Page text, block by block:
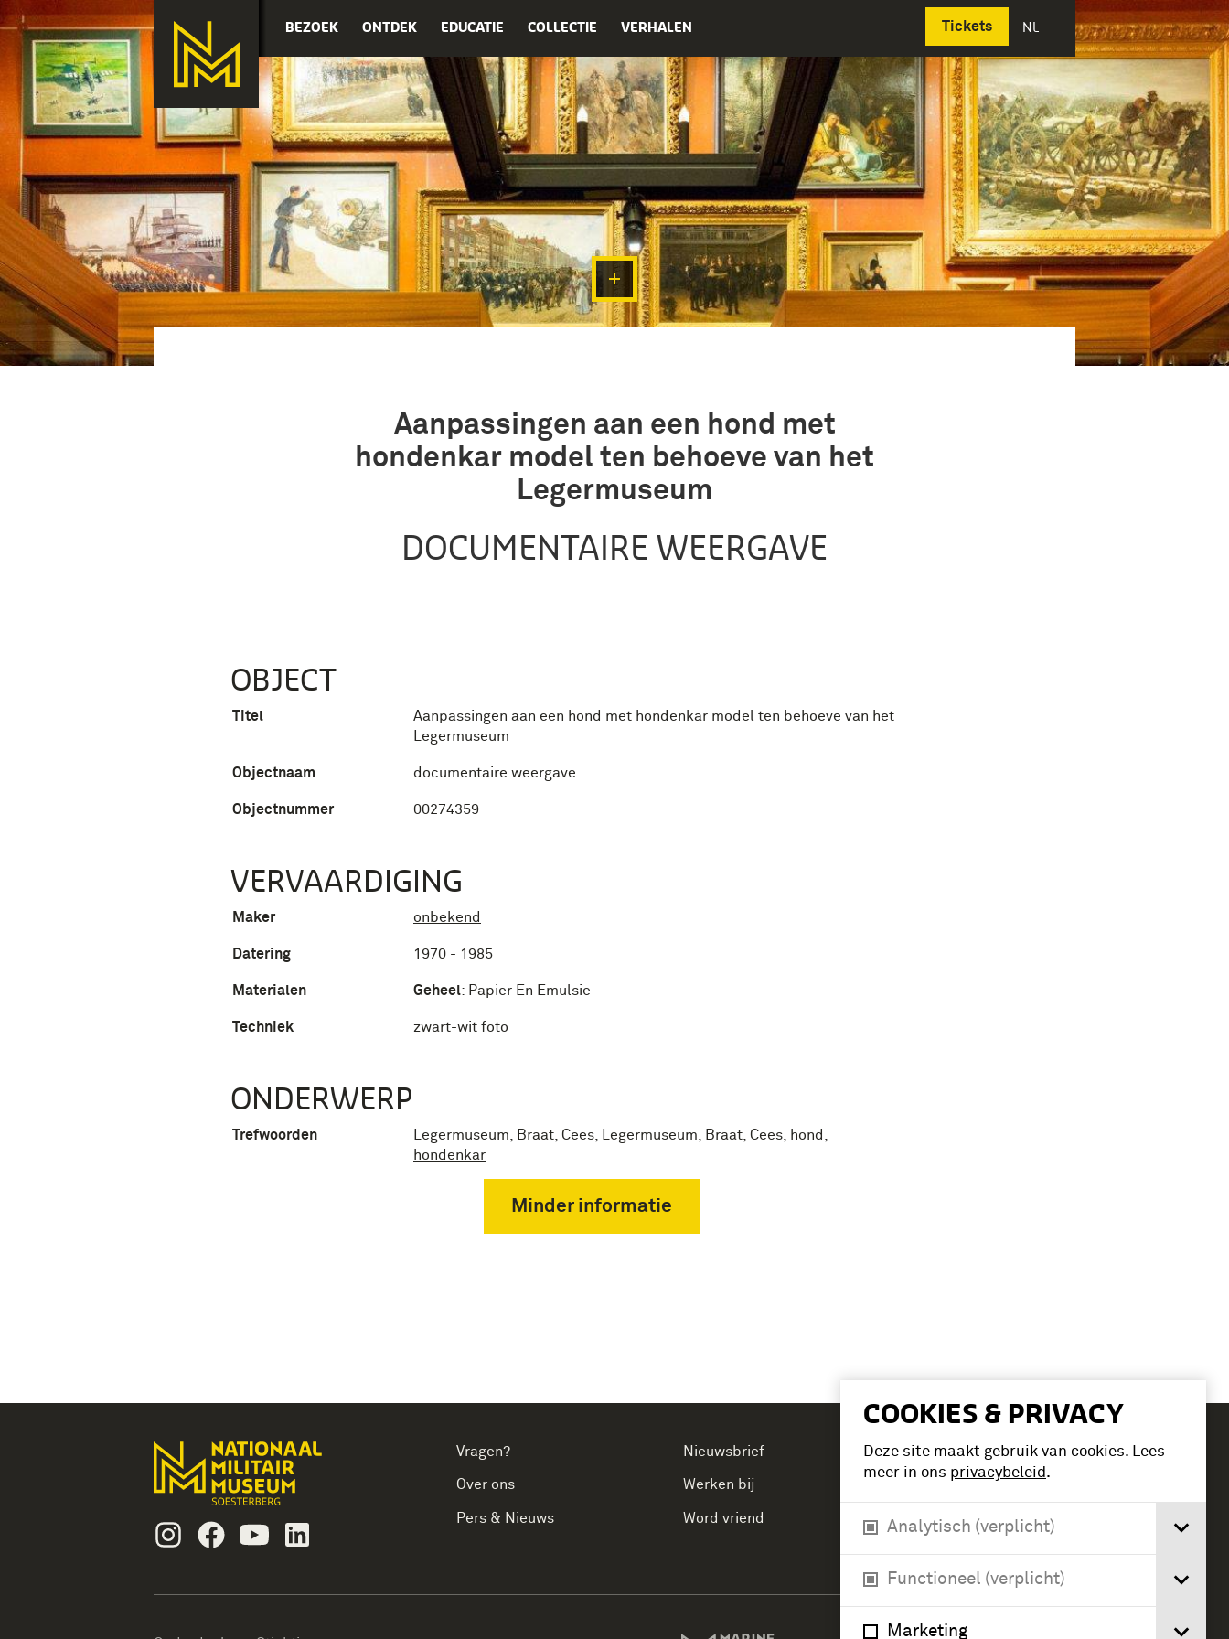
BEZOEK ONTDEK EDUCATIE COLLECTIE VERHALEN Tickets NL
Deutsch
COOKIES & PRIVACY
Deze site maakt gebruik van cookies. Lees
meer in ons privacybeleid.
Analytisch (verplicht)
Functioneel (verplicht)
Marketing
Aanpassingen aan een hond met
hondenkar model ten behoeve van het
Legermuseum
DOCUMENTAIRE WEERGAVE
OBJECT
Titel
Aanpassingen aan een hond met hondenkar model ten behoeve van het
Legermuseum
Objectnaam documentaire weergave
Objectnummer 00274359
VERVAARDIGING
Maker onbekend
Datering 1970 - 1985
Materialen Geheel: Papier En Emulsie
Techniek zwart-wit foto
ONDERWERP
Trefwoorden Legermuseum Braat Cees Legermuseum Braat, Cees hond
hondenkar
Minder informatie
InstagramFacebookYoutube
Vragen?
Over ons
Pers & Nieuws
Nieuwsbrief
Werken bij
Word vriend
Tickets
Verlengde Paltzerweg 1